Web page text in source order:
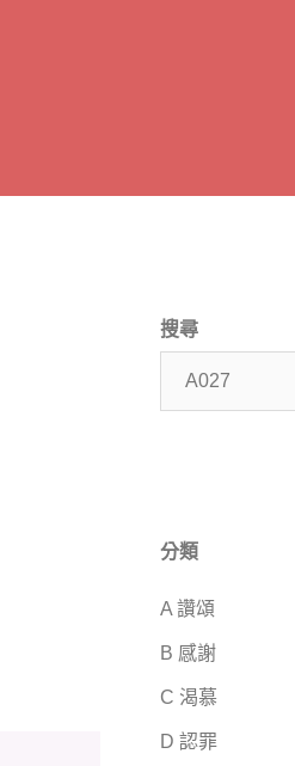
搜尋
分類
A 讚頌
B 感謝
C 渴慕
D 認罪